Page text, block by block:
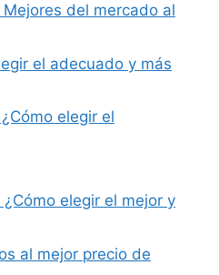
Mejores del mercado al
el adecuado y más
elegir el
elegir el mejor y
al mejor precio de